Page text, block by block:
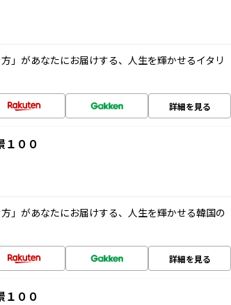
」があなたにお届けする、人生を輝かせるイタリ
詳細を見る
１００
」があなたにお届けする、人生を輝かせる韓国の
詳細を見る
１００